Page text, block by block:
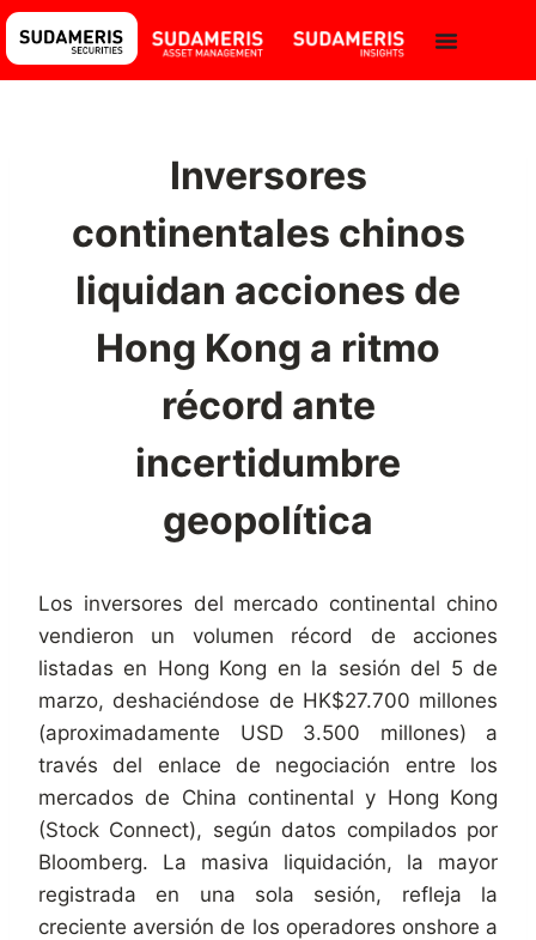
Inversores
continentales chinos
liquidan acciones de
Hong Kong a ritmo
récord ante
incertidumbre
geopolítica
Los inversores del mercado continental chino
vendieron un volumen récord de acciones
listadas en Hong Kong en la sesión del 5 de
marzo, deshaciéndose de HK$27.700 millones
(aproximadamente USD 3.500 millones) a
través del enlace de negociación entre los
mercados de China continental y Hong Kong
(Stock Connect), según datos compilados por
Bloomberg. La masiva liquidación, la mayor
registrada en una sola sesión, refleja la
creciente aversión de los operadores onshore a